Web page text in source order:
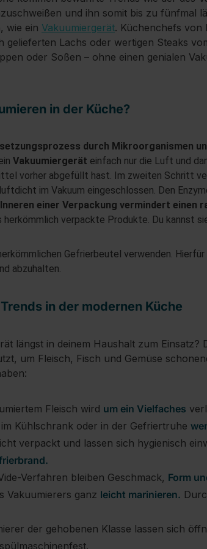
und ihn somit bis zu
wie ein Vakuumiergerät. Küchenchefs von
gelieferten Lachs oder wertigen Steaks
oder Soßen – ohne einen genialen
in der Küche?
durch Mikroorganismen
Vakuumiergerät einfach nur die Luft und
vorher abgefüllt hast. Im zweiten Schritt
im Vakuum eingeschlossen. Den
einer Verpackung vermindert einen
herkömmlich verpackte Produkte. Du kannst
Gefrierbeutel verwenden.
abzuhalten.
in der modernen Küche
längst in deinem Haushalt zum
um Fleisch, Fisch und Gemüse
Fleisch wird um ein Vielfaches
Kühlschrank oder in der Gefriertruhe
verpackt und lassen sich hygienisch
Verfahren bleiben Geschmack, Form
Vakuumierers ganz leicht marinieren.
der gehobenen Klasse lassen sich